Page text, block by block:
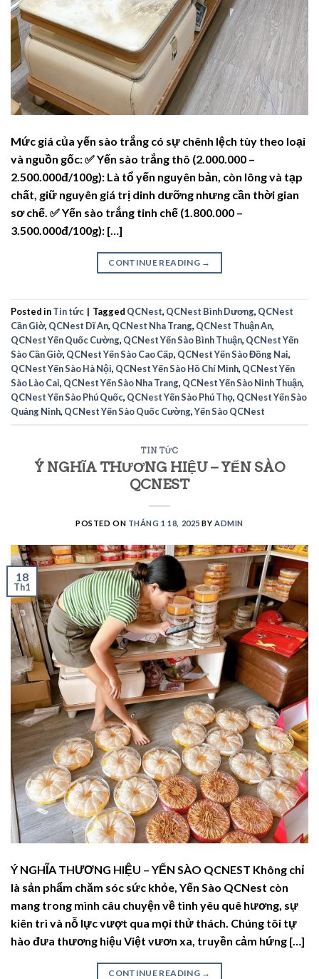
Mức giá của yến sào trắng có sự chênh lệch tùy theo loại
và nguồn gốc: ✅ Yến sào trắng thô (2.000.000 –
2.500.000đ/100g): Là tổ yến nguyên bản, còn lông và tạp
chất, giữ nguyên giá trị dinh dưỡng nhưng cần thời gian
sơ chế. ✅ Yến sào trắng tinh chế (1.800.000 –
3.500.000đ/100g): […]
CONTINUE READING →
Posted inTin tức | Tagged QCNest, QCNest Bình Dương, QCNest
Cần Giờ, QCNest Dĩ An, QCNest Nha Trang, QCNest Thuận An,
QCNest Yến Quốc Cường, QCNest Yến Sào Bình Thuận, QCNest Yến
Sào Cần Giờ, QCNest Yến Sào Cao Cấp, QCNest Yến Sào Đồng Nai,
QCNest Yến Sào Hà Nội, QCNest Yến Sào Hồ Chí Minh, QCNest Yến
Sào Lào Cai, QCNest Yến Sào Nha Trang, QCNest Yến Sào Ninh Thuận,
QCNest Yến Sào Phú Quốc, QCNest Yến Sào Phú Thọ, QCNest Yến Sào
Quảng Ninh, QCNest Yến Sào Quốc Cường,Yến Sào QCNest
TIN TỨC
Ý NGHĨA THƯƠNG HIỆU – YẾN SÀO
QCNEST
POSTED ON THÁNG 1 18, 2025 BY ADMIN
18
Th1
Ý NGHĨA THƯƠNG HIỆU – YẾN SÀO QCNEST Không chỉ
là sản phẩm chăm sóc sức khỏe, Yến Sào QCNest còn
mang trong mình câu chuyện về tình yêu quê hương, sự
kiên trì và nỗ lực vượt qua mọi thử thách. Chúng tôi tự
hào đưa thương hiệu Việt vươn xa, truyền cảm hứng […]
CONTINUE READING →